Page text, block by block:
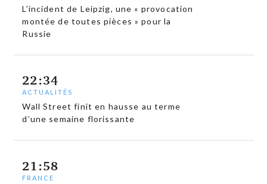
L’incident de Leipzig, une « provocation
montée de toutes pièces » pour la
Russie
22:34
ACTUALITÉS
Wall Street finit en hausse au terme
d’une semaine florissante
21:58
FRANCE